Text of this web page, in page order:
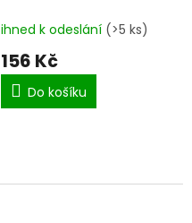
ihned k odeslání (>5 ks)
156 Kč
Do košíku